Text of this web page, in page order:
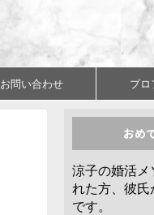
お問い合わせ プロ
おめ
涼子の婚活メ
れた方、彼
です。